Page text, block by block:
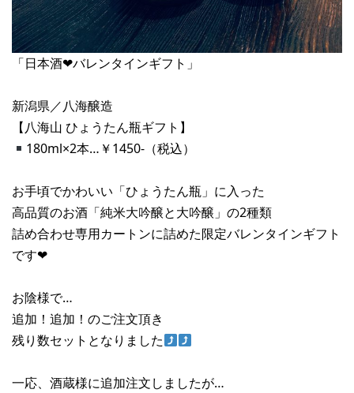
「日本酒❤︎バレンタインギフト」
新潟県／八海醸造
【八海山 ひょうたん瓶ギフト】
180ml×2本…￥1450-（税込）
お手頃でかわいい「ひょうたん瓶」に入った
高品質のお酒「純米大吟醸と大吟醸」の2種類
詰め合わせ専用カートンに詰めた限定バレンタインギフト
です❤︎
お陰様で…
追加！追加！のご注文頂き
残り数セットとなりました
一応、酒蔵様に追加注文しましたが…